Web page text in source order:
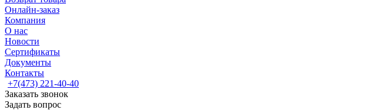
Онлайн-заказ
Компания
О нас
Новости
Сертификаты
Документы
Контакты
+7(473) 221-40-40
Заказать звонок
Задать вопрос